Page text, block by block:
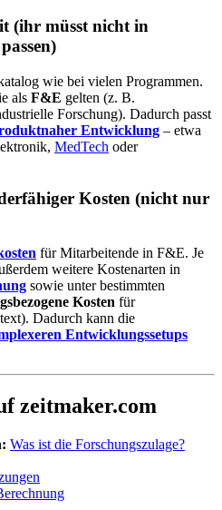
(ihr müsst nicht in
wie bei vielen Programmen.
als F&E gelten (z. B.
Forschung). Dadurch passt
Entwicklung – etwa
MedTech oder
Kosten (nicht nur
für Mitarbeitende in F&E. Je
weitere Kostenarten in
sowie unter bestimmten
Kosten für
Dadurch kann die
Entwicklungssetups
zeitmaker.com
Was ist die Forschungszulage?